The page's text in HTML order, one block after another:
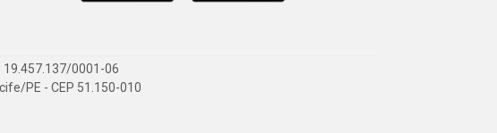
19.457.137/0001-06
PE - CEP 51.150-010